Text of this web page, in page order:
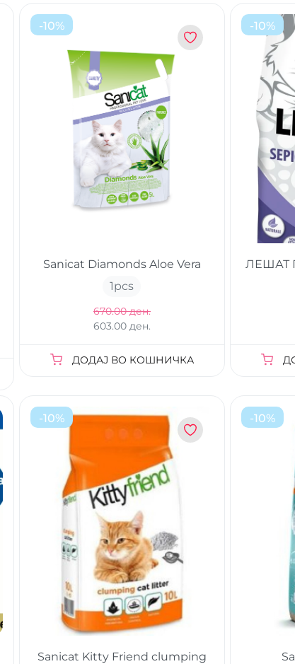
-10%
Sanicat Diamonds Aloe Vera
1pcs
670.00 ден.
603.00 ден.
ДОДАЈ ВО КОШНИЧКА
-10%
ЛЕШАТ
-10%
Sanicat Kitty Friend clumping
-10%